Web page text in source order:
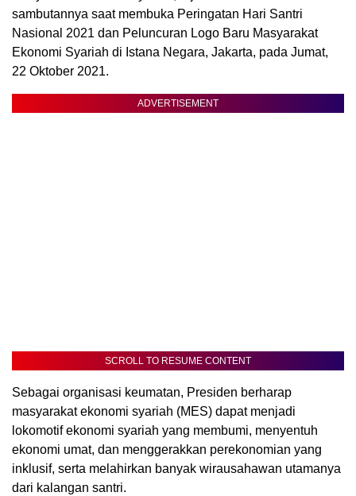
sambutannya saat membuka Peringatan Hari Santri
Nasional 2021 dan Peluncuran Logo Baru Masyarakat
Ekonomi Syariah di Istana Negara, Jakarta, pada Jumat,
22 Oktober 2021.
ADVERTISEMENT
SCROLL TO RESUME CONTENT
Sebagai organisasi keumatan, Presiden berharap
masyarakat ekonomi syariah (MES) dapat menjadi
lokomotif ekonomi syariah yang membumi, menyentuh
ekonomi umat, dan menggerakkan perekonomian yang
inklusif, serta melahirkan banyak wirausahawan utamanya
dari kalangan santri.